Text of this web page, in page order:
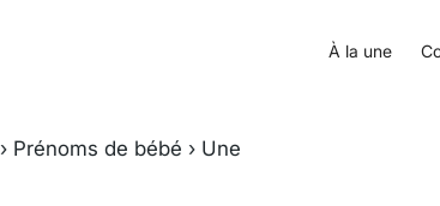
À la une
› Prénoms de bébé › Une